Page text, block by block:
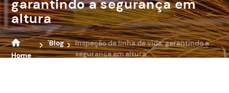
garantindo a segurança em
altura
Home
'Blog
Inspeção de linha de vida: garantindo a
segurança em altura